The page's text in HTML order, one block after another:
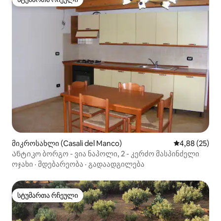
სტუმართა რჩეული
მიკროსახლი (Casali del Manco) საშუალო
4,88 (25)
Ანტიკო ბორგო - ვია ნაპოლი, 2 - კერძო მასპინძელი
ოჯახი · მდებარეობა · გადაადგილება
სტუმართა რჩეული
სტუმართა რჩეული